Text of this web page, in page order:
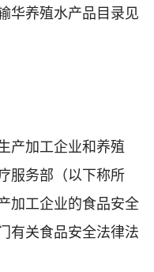
华养殖水产品目录见
产加工企业和养殖
服务部（以下称所
加工企业的食品安全
有关食品安全法律法